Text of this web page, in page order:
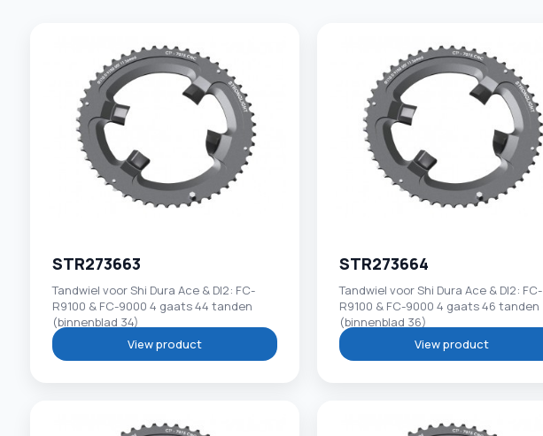
STR273663
Tandwiel voor Shi Dura Ace & DI2: FC-
R9100 & FC-9000 4 gaats 44 tanden
(binnenblad 34)
View product
STR273664
Tandwiel voor Shi Dura Ace & DI2: FC-
R9100 & FC-9000 4 gaats 46 tanden
(binnenblad 36)
View product